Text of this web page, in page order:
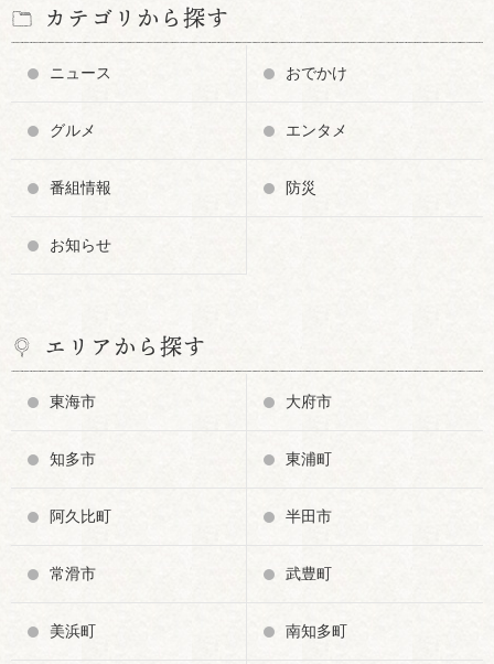
カテゴリから探す
ニュース おでかけ
グルメ エンタメ
番組情報 防災
お知らせ
エリアから探す
東海市 大府市
知多市 東浦町
阿久比町 半田市
常滑市 武豊町
美浜町 南知多町